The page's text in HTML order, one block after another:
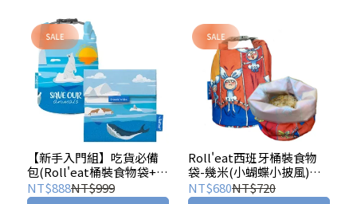
【新手入門組】吃貨必備
包(Roll'eat桶裝食物袋+吃
貨零食袋)-守護海洋
NT$888NT$999
Roll'eat西班牙桶裝食物
袋-幾米(小蝴蝶小披風)
【環保食物袋/布食物袋】
NT$680NT$720